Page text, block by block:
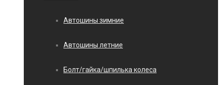
Автошины зимние
Автошины летние
Болт/гайка/шпилька колеса